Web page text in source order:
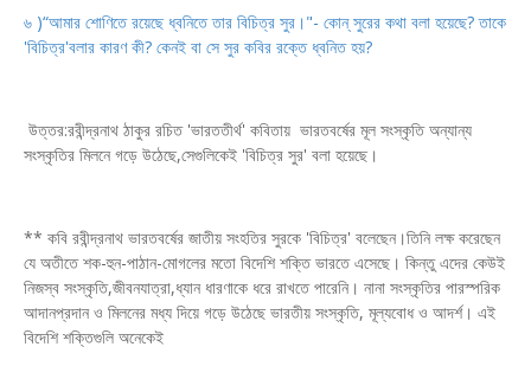
৬ )“আমার শোণিতে রয়েছে ধ্বনিতে তার বিচিত্র সুর।"- কোন্ সুরের কথা বলা হয়েছে? তাকে
'বিচিত্র'বলার কারণ কী? কেনই বা সে সুর কবির রক্তে ধ্বনিত হয়?
উত্তর:রবীন্দ্রনাথ ঠাকুর রচিত 'ভারততীর্থ' কবিতায় ভারতবর্ষের মূল সংস্কৃতি অন্যান্য
সংস্কৃতির মিলনে গড়ে উঠেছে,সেগুলিকেই 'বিচিত্র সুর' বলা হয়েছে।
** কবি রবীন্দ্রনাথ ভারতবর্ষের জাতীয় সংহতির সুরকে 'বিচিত্র' বলেছেন।তিনি লক্ষ করেছেন
যে অতীতে শক-হুন-পাঠান-মোগলের মতো বিদেশি শক্তি ভারতে এসেছে। কিন্তু এদের কেউই
নিজস্ব সংস্কৃতি,জীবনযাত্রা,ধ্যান ধারণাকে ধরে রাখতে পারেনি। নানা সংস্কৃতির পারস্পরিক
আদানপ্রদান ও মিলনের মধ্য দিয়ে গড়ে উঠেছে ভারতীয় সংস্কৃতি, মূল্যবোধ ও আদর্শ। এই
বিদেশি শক্তিগুলি অনেকেই